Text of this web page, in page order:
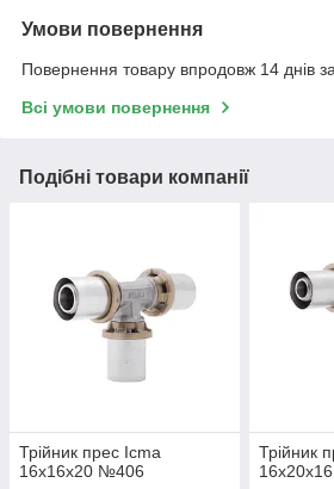
Умови повернення
Повернення товару впродовж 14 днів
Всі умови повернення
Подібні товари компанії
Трійник прес Icma
16х16х20 №406
Трійник